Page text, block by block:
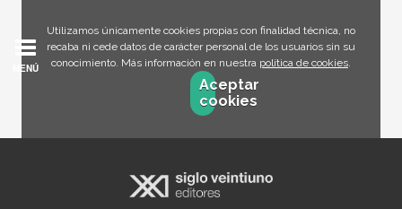
Utilizamos únicamente cookies propias con finalidad técnica, no
recaba ni cede datos de carácter personal de los usuarios sin su
conocimiento. Más información en nuestra política de cookies.
Aceptar
cookies
MENÚ